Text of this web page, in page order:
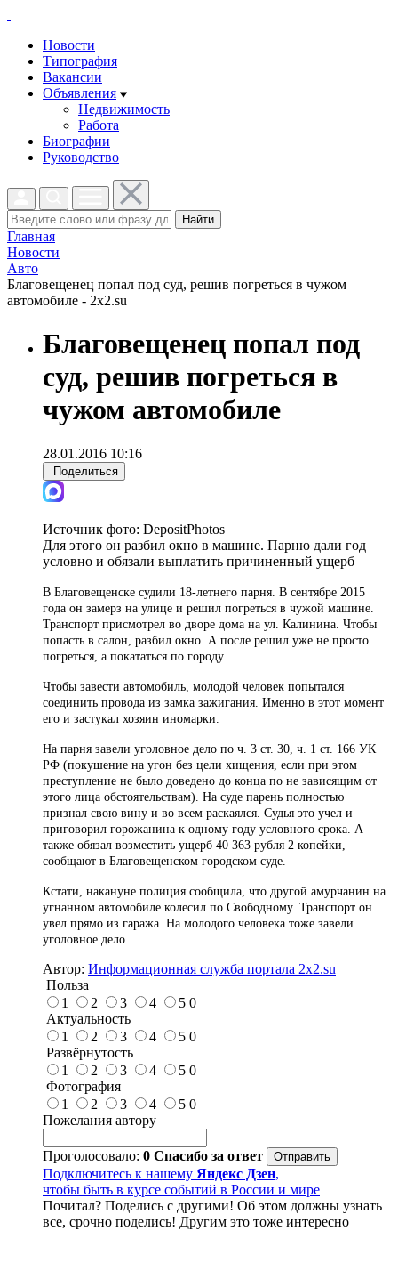
Новости
Типография
Вакансии
Объявления
Недвижимость
Работа
Биографии
Руководство
Найти
Главная
Новости
Авто
Благовещенец попал под суд, решив погреться в чужом
автомобиле - 2x2.su
Благовещенец попал под
суд, решив погреться в
чужом автомобиле
28.01.2016 10:16
Поделиться
Источник фото: DepositPhotos
Для этого он разбил окно в машине. Парню дали год
условно и обязали выплатить причиненный ущерб
В Благовещенске судили 18-летнего парня. В сентябре 2015
года он замерз на улице и решил погреться в чужой машине.
Транспорт присмотрел во дворе дома на ул. Калинина. Чтобы
попасть в салон, разбил окно. А после решил уже не просто
погреться, а покататься по городу.
Чтобы завести автомобиль, молодой человек попытался
соединить провода из замка зажигания. Именно в этот момент
его и застукал хозяин иномарки.
На парня завели уголовное дело по ч. 3 ст. 30, ч. 1 ст. 166 УК
РФ (покушение на угон без цели хищения, если при этом
преступление не было доведено до конца по не зависящим от
этого лица обстоятельствам). На суде парень полностью
признал свою вину и во всем раскаялся. Судья это учел и
приговорил горожанина к одному году условного срока. А
также обязал возместить ущерб 40 363 рубля 2 копейки,
сообщают в Благовещенском городском суде.
Кстати, накануне полиция сообщила, что другой амурчанин на
угнанном автомобиле колесил по Свободному. Транспорт он
увел прямо из гаража. На молодого человека тоже завели
уголовное дело.
Автор: Информационная служба портала 2x2.su
Польза
1
2 3 4 5 0
Актуальность
1
2 3 4 5 0
Развёрнутость
1
2 3 4 5 0
Фотография
1
2 3 4 5 0
Пожелания автору
Проголосовало: 0 Спасибо за ответ
Подключитесь к нашему Яндекс Дзен,
чтобы быть в курсе событий в России и мире
Почитал? Поделись с другими! Об этом должны узнать
все, срочно поделись! Другим это тоже интересно